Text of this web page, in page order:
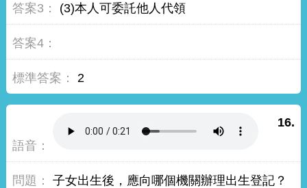
(3)本人可委託他人代領
2
16.
子女出生後，應向哪個機關辦理出生登記？